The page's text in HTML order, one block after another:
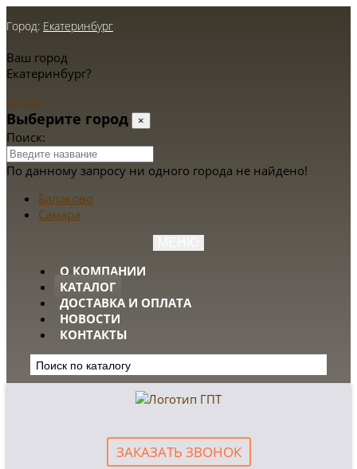
Город: Екатеринбург
Ваш город
Екатеринбург?
Да Нет
Выберите город ×
Поиск:
По данному запросу ни одного города не найдено!
Балаково
Самара
О КОМПАНИИ
КАТАЛОГ
ДОСТАВКА И ОПЛАТА
НОВОСТИ
КОНТАКТЫ
ЗАКАЗАТЬ ЗВОНОК